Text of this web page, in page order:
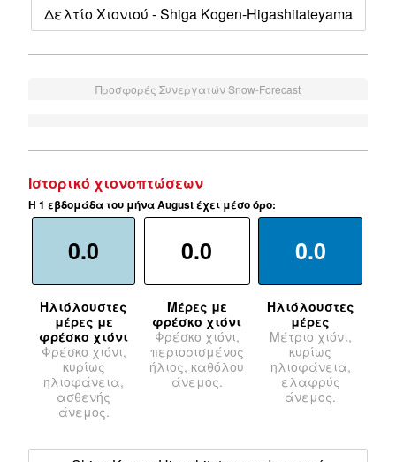
Δελτίο Χιονιού - Shiga Kogen-Higashitateyama
Προσφορές Συνεργατών Snow-Forecast
Ιστορικό χιονοπτώσεων
Η 1 εβδομάδα του μήνα August έχει μέσο όρο:
0.0
Ηλιόλουστες
μέρες με
φρέσκο χιόνι
Φρέσκο χιόνι,
κυρίως
ηλιοφάνεια,
ασθενής
άνεμος.
0.0
Μέρες με
φρέσκο χιόνι
Φρέσκο χιόνι,
περιορισμένος
ήλιος, καθόλου
άνεμος.
0.0
Ηλιόλουστες
μέρες
Μέτριο χιόνι,
κυρίως
ηλιοφάνεια,
ελαφρύς
άνεμος.